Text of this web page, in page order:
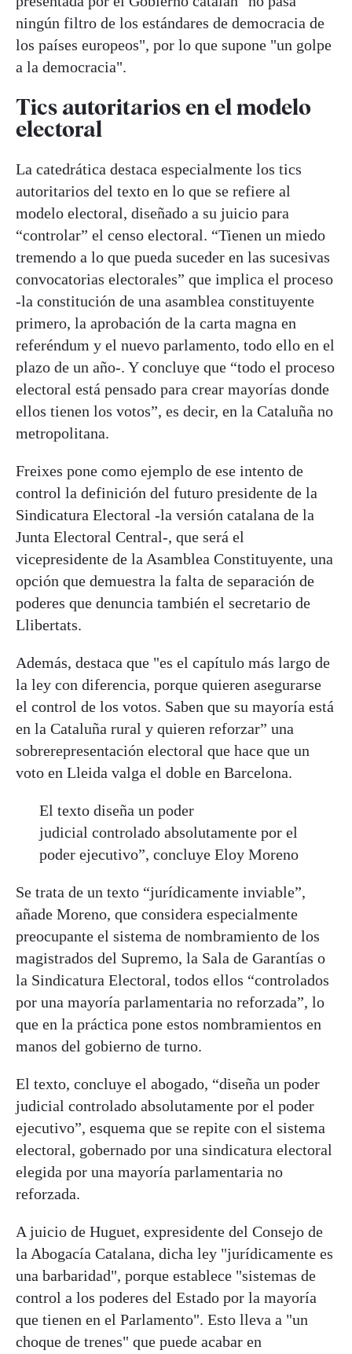
ningún filtro de los estándares de democracia de
los países europeos", por lo que supone "un golpe
a la democracia".
Tics autoritarios en el modelo
electoral
La catedrática destaca especialmente los tics
autoritarios del texto en lo que se refiere al
modelo electoral, diseñado a su juicio para
“controlar” el censo electoral. “Tienen un miedo
tremendo a lo que pueda suceder en las sucesivas
convocatorias electorales” que implica el proceso
-la constitución de una asamblea constituyente
primero, la aprobación de la carta magna en
referéndum y el nuevo parlamento, todo ello en el
plazo de un año-. Y concluye que “todo el proceso
electoral está pensado para crear mayorías donde
ellos tienen los votos”, es decir, en la Cataluña no
metropolitana.
Freixes pone como ejemplo de ese intento de
control la definición del futuro presidente de la
Sindicatura Electoral -la versión catalana de la
Junta Electoral Central-, que será el
vicepresidente de la Asamblea Constituyente, una
opción que demuestra la falta de separación de
poderes que denuncia también el secretario de
Llibertats.
Además, destaca que "es el capítulo más largo de
la ley con diferencia, porque quieren asegurarse
el control de los votos. Saben que su mayoría está
en la Cataluña rural y quieren reforzar” una
sobrerepresentación electoral que hace que un
voto en Lleida valga el doble en Barcelona.
El texto diseña un poder
judicial controlado absolutamente por el
poder ejecutivo”, concluye Eloy Moreno
Se trata de un texto “jurídicamente inviable”,
añade Moreno, que considera especialmente
preocupante el sistema de nombramiento de los
magistrados del Supremo, la Sala de Garantías o
la Sindicatura Electoral, todos ellos “controlados
por una mayoría parlamentaria no reforzada”, lo
que en la práctica pone estos nombramientos en
manos del gobierno de turno.
El texto, concluye el abogado, “diseña un poder
judicial controlado absolutamente por el poder
ejecutivo”, esquema que se repite con el sistema
electoral, gobernado por una sindicatura electoral
elegida por una mayoría parlamentaria no
reforzada.
A juicio de Huguet, expresidente del Consejo de
la Abogacía Catalana, dicha ley "jurídicamente es
una barbaridad", porque establece "sistemas de
control a los poderes del Estado por la mayoría
que tienen en el Parlamento". Esto lleva a "un
choque de trenes" que puede acabar en